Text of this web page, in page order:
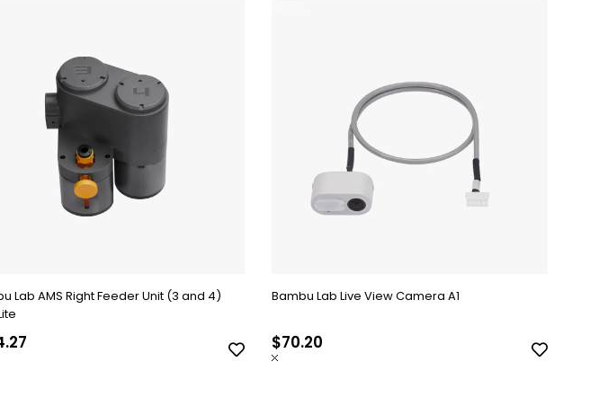
Lab AMS Right Feeder Unit (3 and 4)
Bambu Lab Live View Camera A1
$70.20